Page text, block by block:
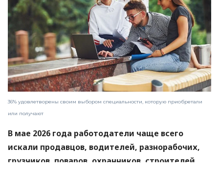
36% удовлетворены своим выбором специальности, которую приобретали
или получают
В мае 2026 года работодатели чаще всего
искали продавцов, водителей, разнорабочих,
грузчиков, поваров, охранников, строителей,